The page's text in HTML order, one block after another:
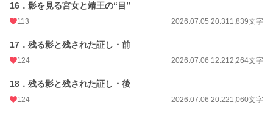
16．影を見る宮女と靖王の“目”
113 2026.07.05 20:311,839文字
17．残る影と残された証し・前
124 2026.07.06 12:212,264文字
18．残る影と残された証し・後
124 2026.07.06 20:221,060文字